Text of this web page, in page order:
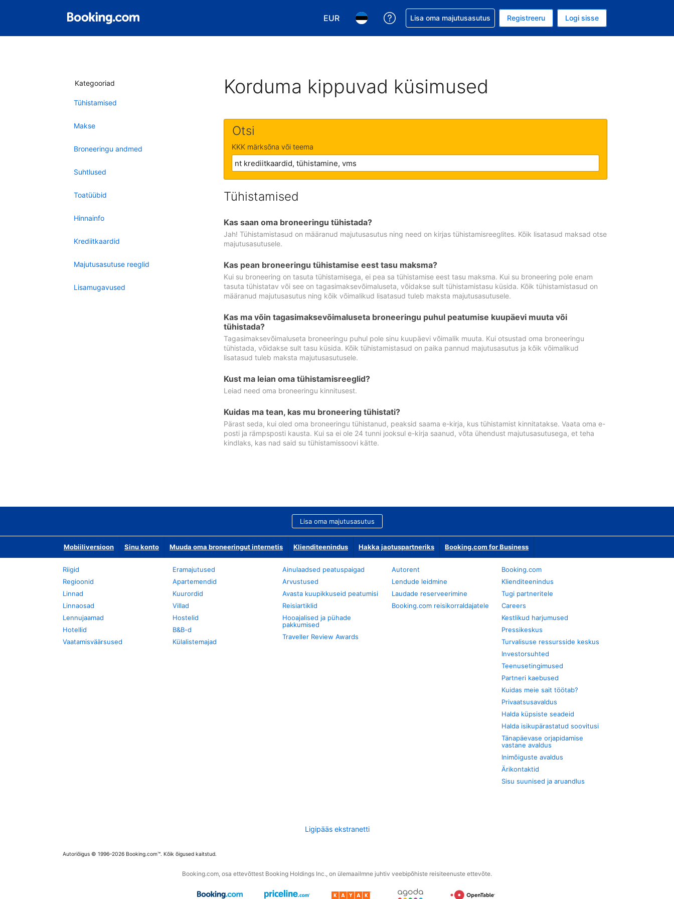
EUR
Vali valuuta. Praegune valitud valuuta on EUR
Vali keel. Praegune valitud keel on Eesti keeles
Saa broneeringuga abi
Lisa oma majutusasutus Registreeru Logi sisse
Kategooriad
Tühistamised
Makse
Broneeringu andmed
Suhtlused
Toatüübid
Hinnainfo
Krediitkaardid
Majutusasutuse reeglid
Lisamugavused
Korduma kippuvad küsimused
Otsi
KKK märksõna või teema
Tühistamised
Kas saan oma broneeringu tühistada?
Jah! Tühistamistasud on määranud majutusasutus ning need on kirjas tühistamisreeglites. Kõik lisatasud maksad otse
majutusasutusele.
Kas pean broneeringu tühistamise eest tasu maksma?
Kui su broneering on tasuta tühistamisega, ei pea sa tühistamise eest tasu maksma. Kui su broneering pole enam
tasuta tühistatav või see on tagasimaksevõimaluseta, võidakse sult tühistamistasu küsida. Kõik tühistamistasud on
määranud majutusasutus ning kõik võimalikud lisatasud tuleb maksta majutusasutusele.
Kas ma võin tagasimaksevõimaluseta broneeringu puhul peatumise kuupäevi muuta või
tühistada?
Tagasimaksevõimaluseta broneeringu puhul pole sinu kuupäevi võimalik muuta. Kui otsustad oma broneeringu
tühistada, võidakse sult tasu küsida. Kõik tühistamistasud on paika pannud majutusasutus ja kõik võimalikud
lisatasud tuleb maksta majutusasutusele.
Kust ma leian oma tühistamisreeglid?
Leiad need oma broneeringu kinnitusest.
Kuidas ma tean, kas mu broneering tühistati?
Pärast seda, kui oled oma broneeringu tühistanud, peaksid saama e-kirja, kus tühistamist kinnitatakse. Vaata oma e-
posti ja rämpsposti kausta. Kui sa ei ole 24 tunni jooksul e-kirja saanud, võta ühendust majutusasutusega, et teha
kindlaks, kas nad said su tühistamissoovi kätte.
Lisa oma majutusasutus
Mobiiliversioon Sinu konto Muuda oma broneeringut internetis Klienditeenindus Hakka jaotuspartneriks Booking.com for Business
Riigid
Regioonid
Linnad
Linnaosad
Lennujaamad
Hotellid
Vaatamisväärsused
Eramajutused
Apartemendid
Kuurordid
Villad
Hostelid
B&B-d
Külalistemajad
Ainulaadsed peatuspaigad
Arvustused
Avasta kuupikkuseid peatumisi
Reisiartiklid
Hooajalised ja pühade
pakkumised
Traveller Review Awards
Autorent
Lendude leidmine
Laudade reserveerimine
Booking.com reisikorraldajatele
Booking.com
Klienditeenindus
Tugi partneritele
Careers
Kestlikud harjumused
Pressikeskus
Turvalisuse ressursside keskus
Investorsuhted
Teenusetingimused
Partneri kaebused
Kuidas meie sait töötab?
Privaatsusavaldus
Halda küpsiste seadeid
Halda isikupärastatud soovitusi
Tänapäevase orjapidamise
vastane avaldus
Inimõiguste avaldus
Ärikontaktid
Sisu suunised ja aruandlus
Ligipääs ekstranetti
Autoriõigus © 1996–2026 Booking.com™. Kõik õigused kaitstud.
Booking.com, osa ettevõttest Booking Holdings Inc., on ülemaailmne juhtiv veebipõhiste reisiteenuste ettevõte.